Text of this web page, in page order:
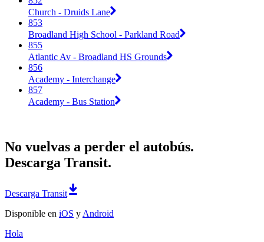
Church - Druids Lane
853
Broadland High School - Parkland Road
855
Atlantic Av - Broadland HS Grounds
856
Academy - Interchange
857
Academy - Bus Station
No vuelvas a perder el autobús.
Descarga Transit.
Descarga Transit
Disponible en iOS y Android
Hola